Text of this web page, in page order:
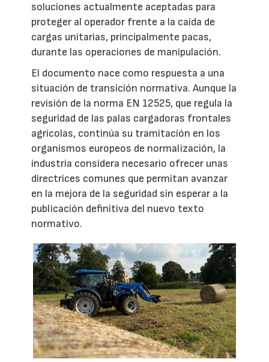
soluciones actualmente aceptadas para
proteger al operador frente a la caída de
cargas unitarias, principalmente pacas,
durante las operaciones de manipulación.
El documento nace como respuesta a una
situación de transición normativa. Aunque la
revisión de la norma EN 12525, que regula la
seguridad de las palas cargadoras frontales
agrícolas, continúa su tramitación en los
organismos europeos de normalización, la
industria considera necesario ofrecer unas
directrices comunes que permitan avanzar
en la mejora de la seguridad sin esperar a la
publicación definitiva del nuevo texto
normativo.